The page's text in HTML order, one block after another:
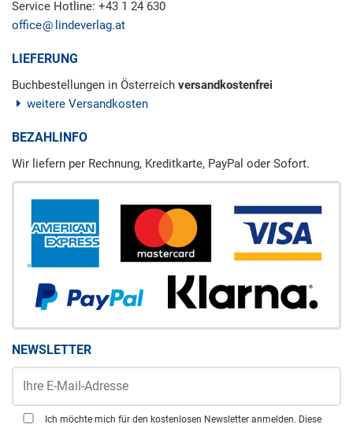
Service Hotline: +43 1 24 630
office
lindeverlag.at
LIEFERUNG
Buchbestellungen in Österreich versandkostenfrei
weitere Versandkosten
BEZAHLINFO
Wir liefern per Rechnung, Kreditkarte, PayPal oder Sofort.
NEWSLETTER
Ich möchte mich für den kostenlosen Newsletter anmelden. Diese